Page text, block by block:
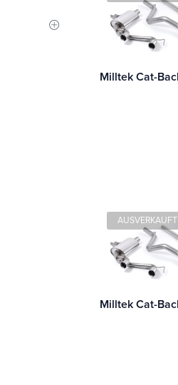
AUSVERKAUFT